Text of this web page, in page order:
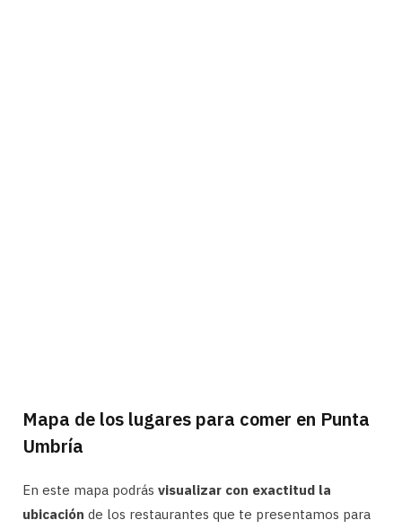
Mapa de los lugares para comer en Punta
Umbría
En este mapa podrás visualizar con exactitud la
ubicación de los restaurantes que te presentamos para